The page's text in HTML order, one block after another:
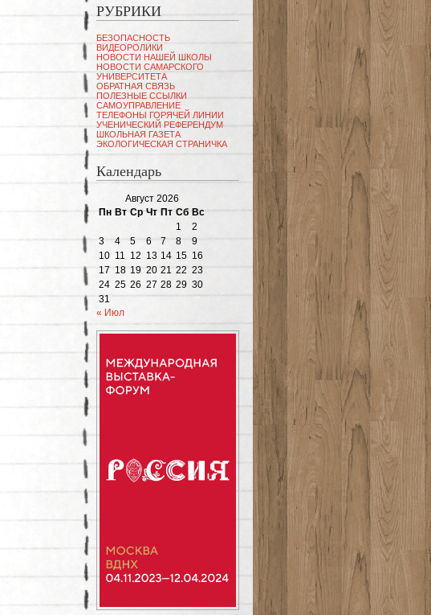
РУБРИКИ
БЕЗОПАСНОСТЬ
ВИДЕОРОЛИКИ
НОВОСТИ НАШЕЙ ШКОЛЫ
НОВОСТИ САМАРСКОГО
УНИВЕРСИТЕТА
ОБРАТНАЯ СВЯЗЬ
ПОЛЕЗНЫЕ ССЫЛКИ
САМОУПРАВЛЕНИЕ
ТЕЛЕФОНЫ ГОРЯЧЕЙ ЛИНИИ
УЧЕНИЧЕСКИЙ РЕФЕРЕНДУМ
ШКОЛЬНАЯ ГАЗЕТА
ЭКОЛОГИЧЕСКАЯ СТРАНИЧКА
Календарь
Август 2026
Пн Вт Ср Чт Пт Сб Вс
1
2
3
4 5 6 7 8
9
10 11 12 13 14 15 16
17 18 19 20 21 22 23
24 25 26 27 28 29 30
31
« Июл